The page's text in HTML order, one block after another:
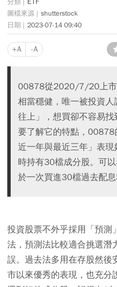
shutterstock
2023-07-14 09:40
+A -A
00878從2020/7/20上市
相當穩健，唯一被投資
往上」，想買卻不容易找
要了解它的特點，
近一年與最近三年」表
時持有30檔成分股。可
於一次買進30檔過去配息
投資股票不外乎採用「預測
法，預測法比較適合挑選潛
誤。過去法多用在存股然
市以來優秀的表現，也充分